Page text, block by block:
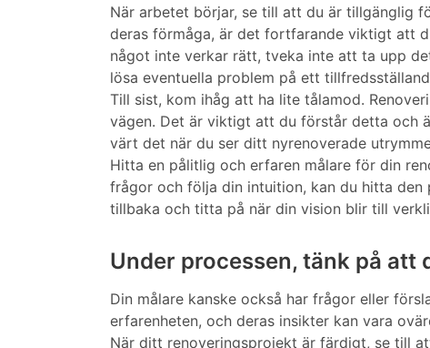
När arbetet börjar, se till att du är tillgänglig
deras förmåga, är det fortfarande viktigt att
något inte verkar rätt, tveka inte att ta upp
lösa eventuella problem på ett
Till sist, kom ihåg att ha lite tålamod.
vägen. Det är viktigt att du förstår detta och
värt det när du ser ditt nyrenoverade
Hitta en pålitlig och erfaren målare för din
frågor och följa din intuition, kan du hitta
tillbaka och titta på när din vision blir till
Under processen, tänk på att
Din målare kanske också har frågor eller
erfarenheten, och deras insikter kan vara
När ditt renoveringsprojekt är färdigt, se till